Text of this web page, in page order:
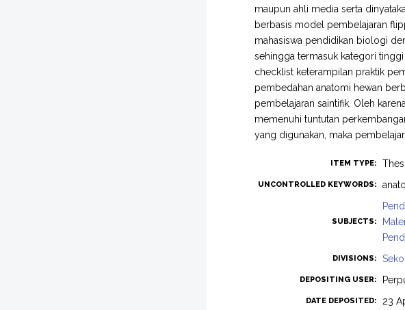
maupun ahli media serta
berbasis model pembelajaran
mahasiswa pendidikan biologi
sehingga termasuk kategori
checklist keterampilan praktik
pembedahan anatomi hewan
pembelajaran saintifik. Oleh
memenuhi tuntutan
yang digunakan, maka
ITEM TYPE:
UNCONTROLLED KEYWORDS:
SUBJECTS:
DIVISIONS:
DEPOSITING USER:
DATE DEPOSITED: 23